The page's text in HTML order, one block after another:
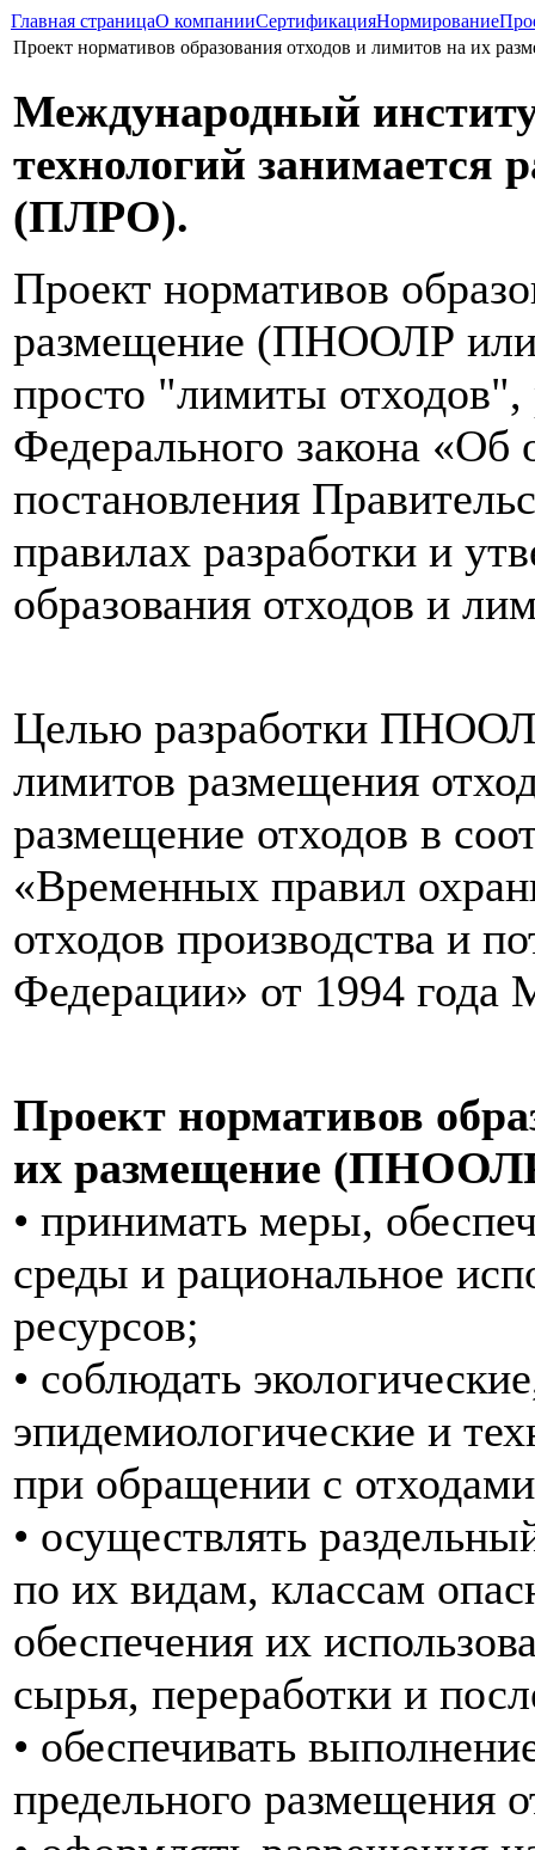
Главная страницаО компанииСертификацияНормирование
Проект нормативов образования отходов и лимитов на их
Международный
технологий занимается
(ПЛРО).
Проект нормативов
размещение (ПНООЛР
просто "лимиты отходов",
Федерального закона
постановления
правилах разработки и
образования отходов и
Целью разработки
лимитов размещения
размещение отходов в
«Временных правил
отходов производства и
Федерации» от 1994
Проект нормативов
их размещение
• принимать меры,
среды и рациональное
ресурсов;
• соблюдать
эпидемиологические и
при обращении с
• осуществлять
по их видам, классам
обеспечения их
сырья, переработки и
• обеспечивать
предельного размещения